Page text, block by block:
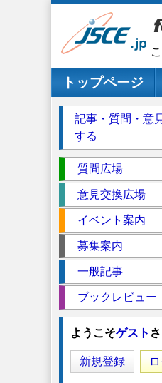
メインナビゲー
トップページ
記事・質問・意
する
ク
シ
質問広場
意見交換広場
イベント案内
募集案内
一般記事
ブックレビュー
ようこそゲスト
新規登録